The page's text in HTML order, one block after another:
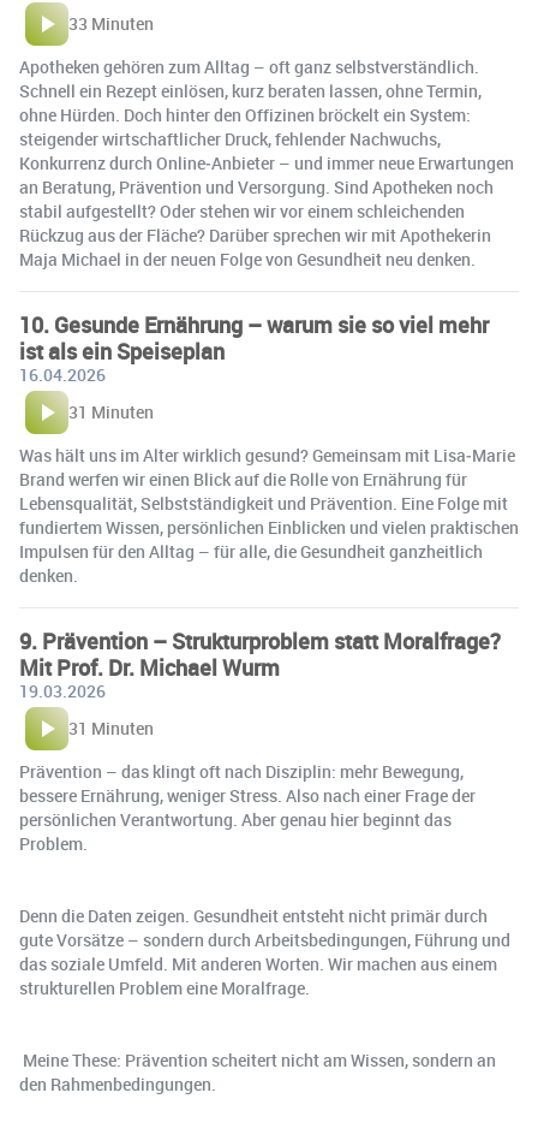
33 Minuten
Apotheken gehören zum Alltag – oft ganz selbstverständlich.
Schnell ein Rezept einlösen, kurz beraten lassen, ohne Termin,
ohne Hürden. Doch hinter den Offizinen bröckelt ein System:
steigender wirtschaftlicher Druck, fehlender Nachwuchs,
Konkurrenz durch Online‑Anbieter – und immer neue Erwartungen
an Beratung, Prävention und Versorgung. Sind Apotheken noch
stabil aufgestellt? Oder stehen wir vor einem schleichenden
Rückzug aus der Fläche? Darüber sprechen wir mit Apothekerin
Maja Michael in der neuen Folge von Gesundheit neu denken.
10. Gesunde Ernährung – warum sie so viel mehr
ist als ein Speiseplan
16.04.2026
31 Minuten
Was hält uns im Alter wirklich gesund? Gemeinsam mit Lisa‑Marie
Brand werfen wir einen Blick auf die Rolle von Ernährung für
Lebensqualität, Selbstständigkeit und Prävention. Eine Folge mit
fundiertem Wissen, persönlichen Einblicken und vielen praktischen
Impulsen für den Alltag – für alle, die Gesundheit ganzheitlich
denken.
9. Prävention – Strukturproblem statt Moralfrage?
Mit Prof. Dr. Michael Wurm
19.03.2026
31 Minuten
Prävention – das klingt oft nach Disziplin: mehr Bewegung,
bessere Ernährung, weniger Stress. Also nach einer Frage der
persönlichen Verantwortung. Aber genau hier beginnt das
Problem.
Denn die Daten zeigen. Gesundheit entsteht nicht primär durch
gute Vorsätze – sondern durch Arbeitsbedingungen, Führung und
das soziale Umfeld. Mit anderen Worten. Wir machen aus einem
strukturellen Problem eine Moralfrage.
Meine These: Prävention scheitert nicht am Wissen, sondern an
den Rahmenbedingungen.